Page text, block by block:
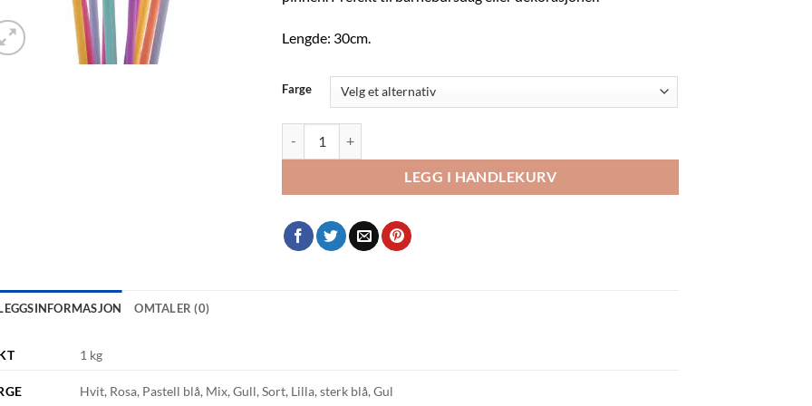
Lengde: 30cm.
Farge
LEGG I HANDLEKURV
OMTALER (0)
1 kg
Hvit, Rosa, Pastell blå, Mix, Gull, Sort, Lilla, sterk blå, Gul